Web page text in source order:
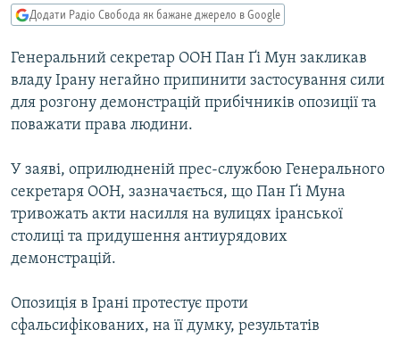
до
КУЛЬТУРА
СПОРТ
УКРАЇНА
СВІТ
КРИМ.РЕАЛІЇ
ТИ ЯК?
СХЕМИ
КИТАЙ.ВИКЛИКИ
ФОТО
СПЕЦПРОЄКТИ
ПОДКАСТИ
КРИМ РЕАЛІЇ
РУС
Додати Радіо Свобода як бажане джерело в Google
Генеральний секретар ООН Пан Ґі Мун закликав
владу Ірану негайно припинити застосування сили
для розгону демонстрацій прибічників опозиції та
поважати права людини.
У заяві, оприлюдненій прес-службою Генерального
секретаря ООН, зазначається, що Пан Ґі Муна
тривожать акти насилля на вулицях іранської
столиці та придушення антиурядових
демонстрацій.
Опозиція в Ірані протестує проти
сфальсифікованих, на її думку, результатів